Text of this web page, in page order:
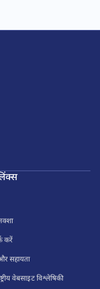
करें
सहायता
वेबसाइट विश्लेषिकी